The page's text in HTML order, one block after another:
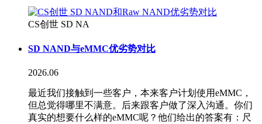
CS创世 SD NA
SD NAND与eMMC优劣势对比
2026.06
最近我们接触到一些客户，本来客户计划使用eMMC，
但总觉得哪里不满意。后来跟客户做了深入沟通。你们
真实的想要什么样的eMMC呢？他们给出的答案有：尺